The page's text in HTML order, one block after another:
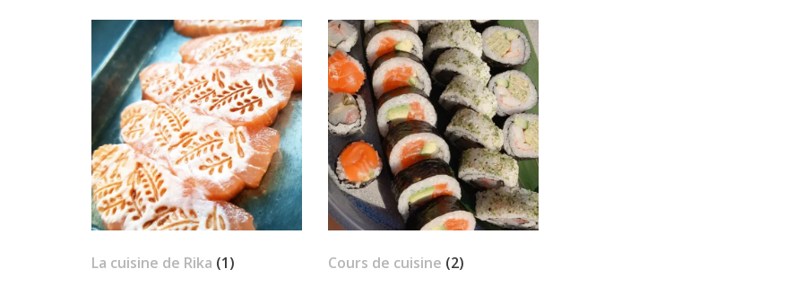
La cuisine de Rika (1) Cours de cuisine (2)